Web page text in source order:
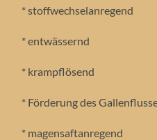
* stoffwechselanregend
* entwässernd
* krampflösend
* Förderung des
* magensaftanregend